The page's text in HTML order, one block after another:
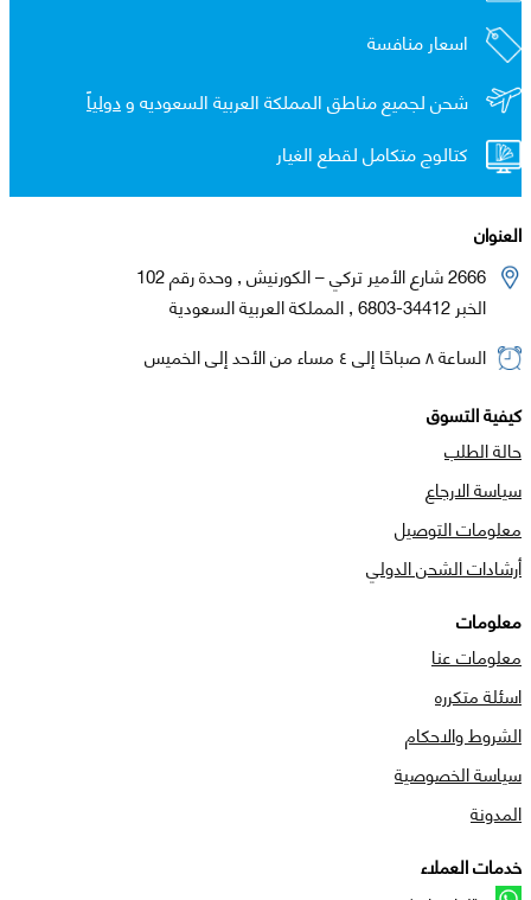
اسعار منافسة
شحن لجميع مناطق المملكة العربية السعوديه ودولياً
كتالوج متكامل لقطع الغيار
العنوان
2666 شارع الأمير تركي – الكورنيش , وحدة رقم 102
الخبر 34412-6803 , المملكة العربية السعودية
الساعة ٨ صباحًا إلى ٤ مساء من الأحد إلى الخميس
كيفية التسوق
حالة الطلب
سياسة الارجاع
معلومات التوصيل
أرشادات الشحن الدولي
معلومات
معلومات عنا
اسئلة متكرره
الشروط والاحكام
سياسة الخصوصية
المدونة
خدمات العملاء